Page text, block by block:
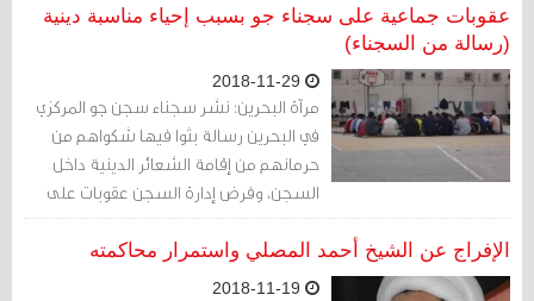
عربية مآلات قاسية بعد موجة الربيع العربي
عقوبات جماعية على سجناء جو بسبب إحياء مناسبة دينية
(رسالة من السجناء)
مرآة البحرين: نشر سجناء سجن جو المركزي
في البحرين رسالة بثوا فيها شكواهم من
حرمانهم من إقامة الشعائر الدينية داخل
السجن، وفرض إدارة السجن عقوبات على
من يخالف الأوامر بعدم إقامة هذه الشعائر.
الإفراج عن الشيخ أحمد المصلي واستمرار محاكمته